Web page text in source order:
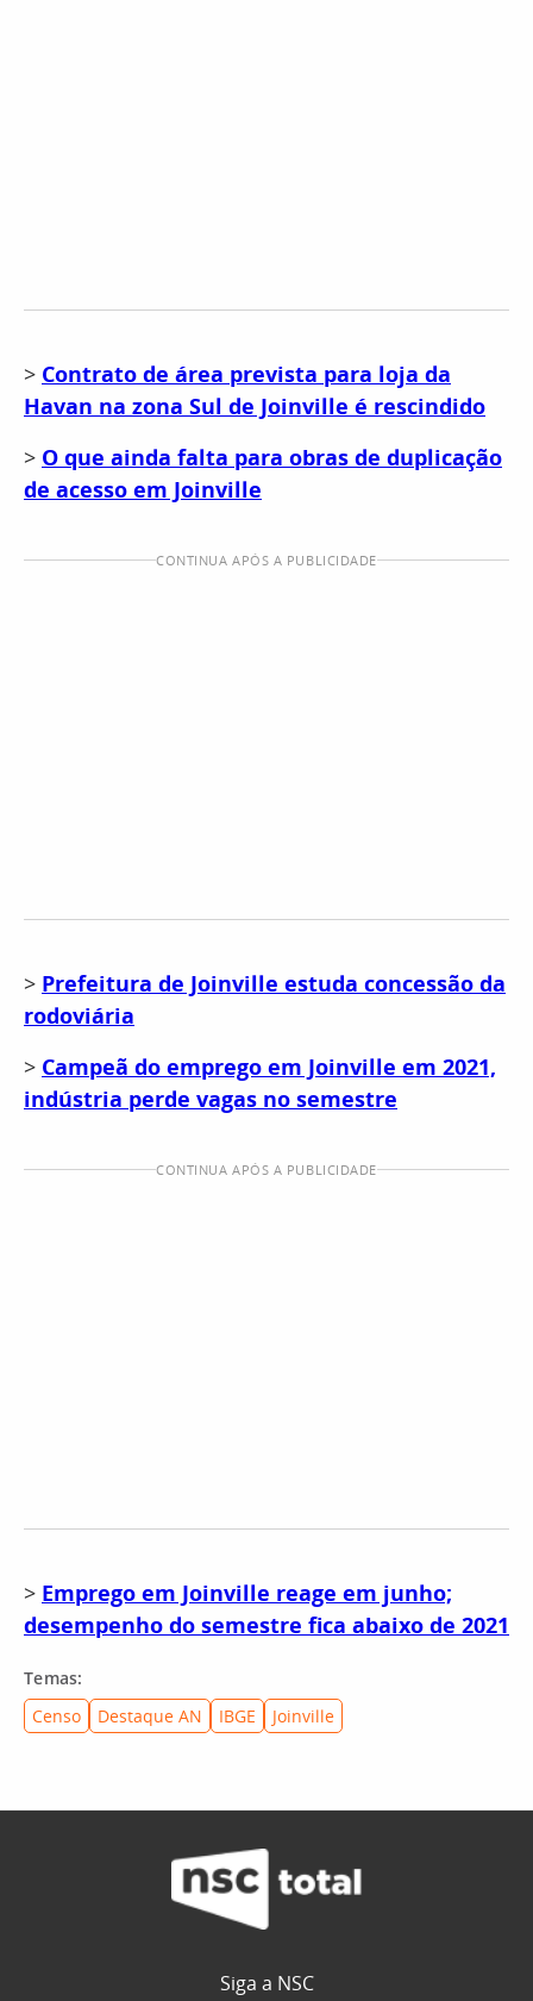
> Contrato de área prevista para loja da
Havan na zona Sul de Joinville é rescindido
> O que ainda falta para obras de duplicação
de acesso em Joinville
CONTINUA APÓS A PUBLICIDADE
> Prefeitura de Joinville estuda concessão da
rodoviária
> Campeã do emprego em Joinville em 2021,
indústria perde vagas no semestre
CONTINUA APÓS A PUBLICIDADE
> Emprego em Joinville reage em junho;
desempenho do semestre fica abaixo de 2021
Temas:
Censo
Destaque AN IBGE Joinville
Siga a NSC